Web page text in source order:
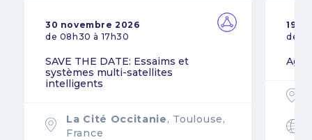
30 novembre 2026
de 08h30 à 17h30
SAVE THE DATE: Essaims et
systèmes multi-satellites
intelligents
La Cité Occitanie, Toulouse,
France
19
de